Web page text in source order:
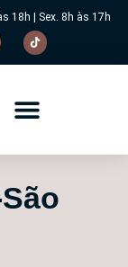
18h | Sex. 8h às 17h